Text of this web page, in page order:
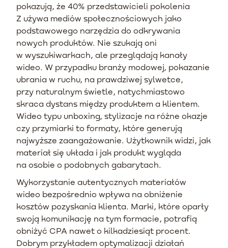
pokazują, że 40% przedstawicieli pokolenia
Z używa mediów społecznościowych jako
podstawowego narzędzia do odkrywania
nowych produktów. Nie szukają oni
w wyszukiwarkach, ale przeglądają kanały
wideo. W przypadku branży modowej, pokazanie
ubrania w ruchu, na prawdziwej sylwetce,
przy naturalnym świetle, natychmiastowo
skraca dystans między produktem a klientem.
Wideo typu unboxing, stylizacje na różne okazje
czy przymiarki to formaty, które generują
najwyższe zaangażowanie. Użytkownik widzi, jak
materiał się układa i jak produkt wygląda
na osobie o podobnych gabarytach.
Wykorzystanie autentycznych materiałów
wideo bezpośrednio wpływa na obniżenie
kosztów pozyskania klienta. Marki, które oparły
swoją komunikację na tym formacie, potrafią
obniżyć CPA nawet o kilkadziesiąt procent.
Dobrym przykładem optymalizacji działań